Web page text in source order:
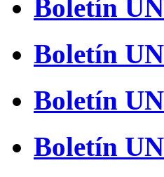
Boletín
Boletín
Boletín
Boletín